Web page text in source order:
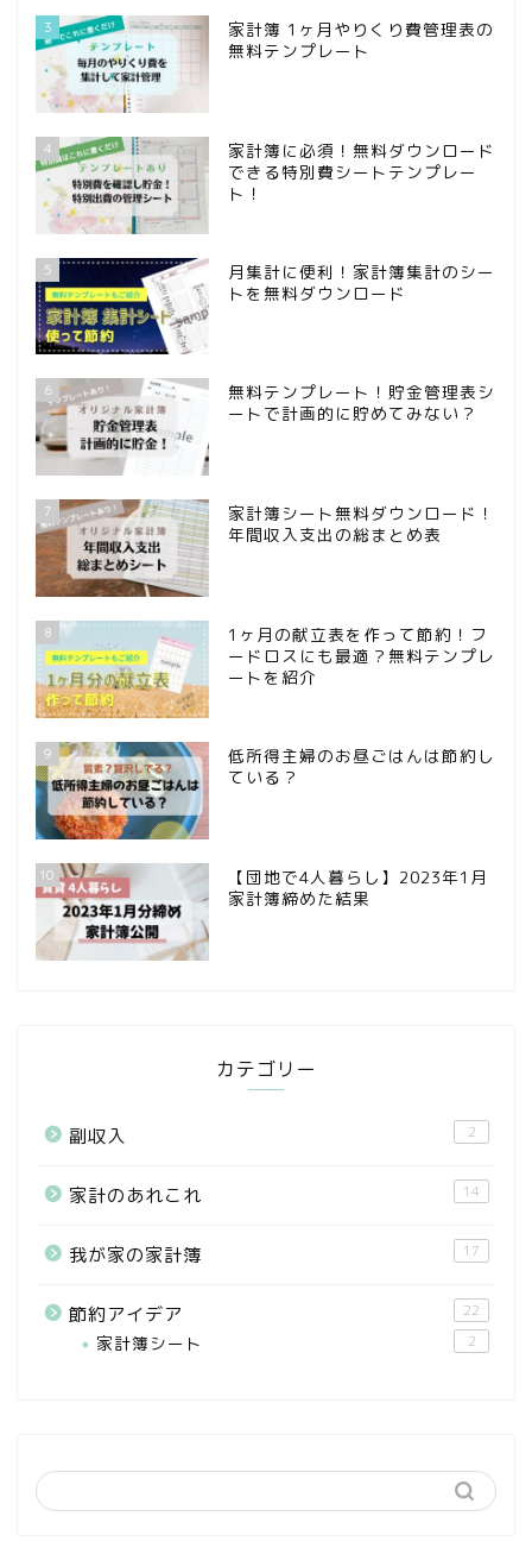
3
家計簿 1ヶ月やりくり費管理表の
無料テンプレート
4
家計簿に必須！無料ダウンロード
できる特別費シートテンプレー
ト！
5
月集計に便利！家計簿集計のシー
トを無料ダウンロード
6
無料テンプレート！貯金管理表シ
ートで計画的に貯めてみない？
7
家計簿シート無料ダウンロード！
年間収入支出の総まとめ表
8
1ヶ月の献立表を作って節約！フ
ードロスにも最適？無料テンプレ
ートを紹介
9
低所得主婦のお昼ごはんは節約し
ている？
10
【団地で4人暮らし】2023年1月
家計簿締めた結果
カテゴリー
副収入 2
家計のあれこれ 14
我が家の家計簿 17
節約アイデア 22
家計簿シート 2